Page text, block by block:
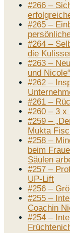
#266 –
#265 –
#264 –
die
#263 –
und Nicole“
#262 –
#261 –
#260 – 3 x
#259 –
Mukta
#258 –
beim
Säulen
#257 –
UP-Lift
#256 –
#255 –
Coachin
#254 –